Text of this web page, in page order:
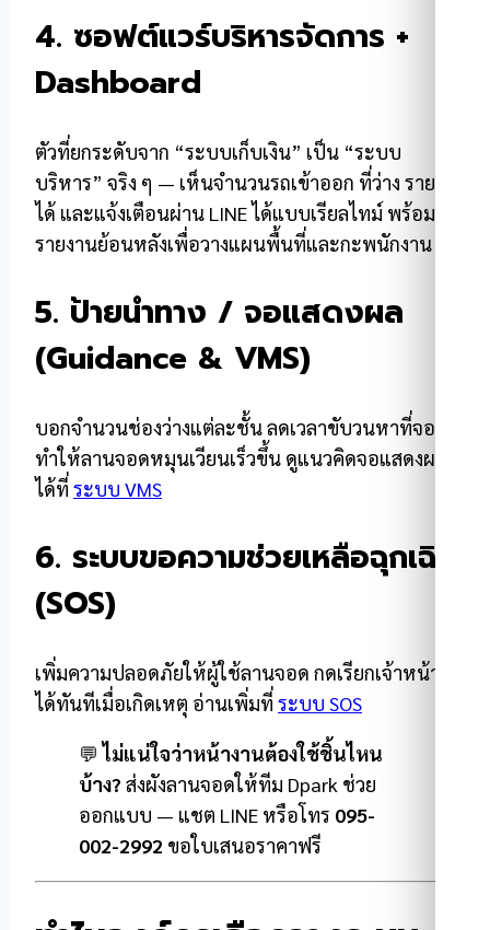
4. ซอฟต์แวร์บริหารจัดการ +
Dashboard
ตัวที่ยกระดับจาก “ระบบเก็บเงิน” เป็น “ระบบ
บริหาร” จริง ๆ — เห็นจำนวนรถเข้าออก ที่ว่าง ราย
ได้ และแจ้งเตือนผ่าน LINE ได้แบบเรียลไทม์ พร้อม
รายงานย้อนหลังเพื่อวางแผนพื้นที่และกะพนักงาน
5. ป้ายนำทาง / จอแสดงผล
(Guidance & VMS)
บอกจำนวนช่องว่างแต่ละชั้น ลดเวลาขับวนหาที่จอด
ทำให้ลานจอดหมุนเวียนเร็วขึ้น ดูแนวคิดจอแสดงผล
ได้ที่ ระบบ VMS
6. ระบบขอความช่วยเหลือฉุกเฉิน
(SOS)
เพิ่มความปลอดภัยให้ผู้ใช้ลานจอด กดเรียกเจ้าหน้าที่
ได้ทันทีเมื่อเกิดเหตุ อ่านเพิ่มที่ ระบบ SOS
💬ไม่แน่ใจว่าหน้างานต้องใช้ชิ้นไหน
บ้าง? ส่งผังลานจอดให้ทีม Dpark ช่วย
ออกแบบ — แชต LINE หรือโทร 095-
002-2992 ขอใบเสนอราคาฟรี